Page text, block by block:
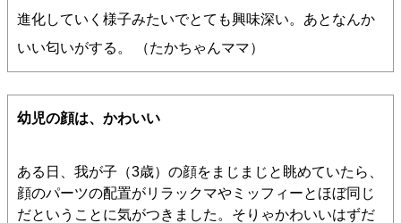
進化していく様子みたいでとても興味深い。あとなんか
いい匂いがする。 （たかちゃんママ）
幼児の顔は、かわいい
ある日、我が子（3歳）の顔をまじまじと眺めていたら、
顔のパーツの配置がリラックマやミッフィーとほぼ同じ
だということに気がつきました。そりゃかわいいはずだ